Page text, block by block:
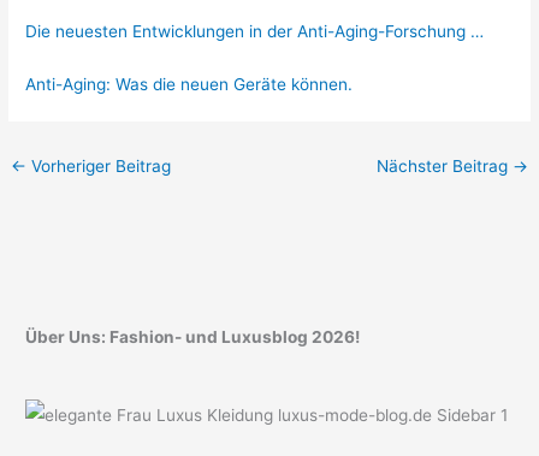
Die neuesten Entwicklungen in der Anti-Aging-Forschung …
Anti-Aging: Was die neuen Geräte können.
← Vorheriger Beitrag Nächster Beitrag →
Über Uns: Fashion- und Luxusblog 2026!